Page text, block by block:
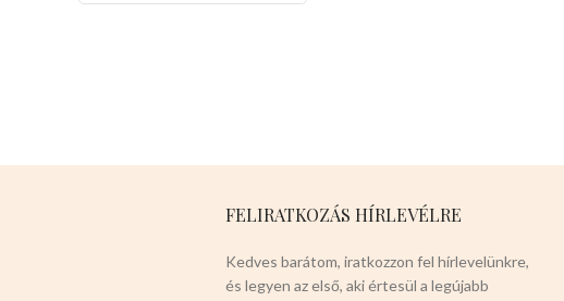
FELIRATKOZÁS HÍRLEVÉLRE
Kedves barátom, iratkozzon fel hírlevelünkre,
és legyen az első, aki értesül a legújabb